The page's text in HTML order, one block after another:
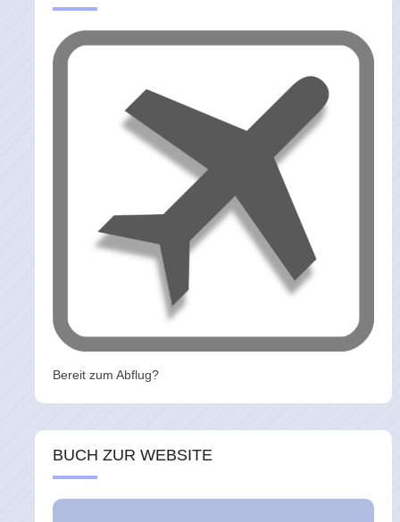
Bereit zum Abflug?
BUCH ZUR WEBSITE